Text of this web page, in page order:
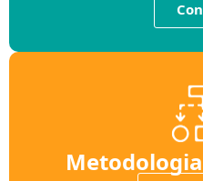
Metodologia